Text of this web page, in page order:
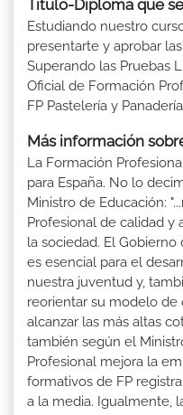
Título-Diploma que
Estudiando nuestro
presentarte y aprobar
Superando las Pruebas
Oficial de Formación
FP Pastelería y
Más información
La Formación
para España. No lo
Ministro de Educación:
Profesional de calidad y
la sociedad. El
es esencial para el
nuestra juventud y,
reorientar su modelo
alcanzar las más altas
también según el
Profesional mejora la
formativos de FP
a la media. Igualmente,